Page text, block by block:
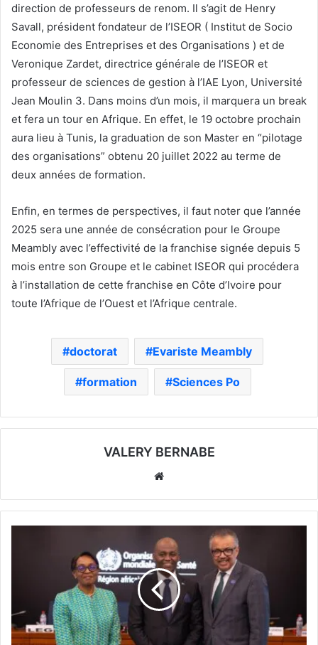
direction de professeurs de renom. Il s’agit de Henry
Savall, président fondateur de l’ISEOR ( Institut de Socio
Economie des Entreprises et des Organisations ) et de
Veronique Zardet, directrice générale de l’ISEOR et
professeur de sciences de gestion à l’IAE Lyon, Université
Jean Moulin 3. Dans moins d’un mois, il marquera un break
et fera un tour en Afrique. En effet, le 19 octobre prochain
aura lieu à Tunis, la graduation de son Master en “pilotage
des organisations” obtenu 20 juillet 2022 au terme de
deux années de formation.
Enfin, en termes de perspectives, il faut noter que l’année
2025 sera une année de consécration pour le Groupe
Meambly avec l’effectivité de la franchise signée depuis 5
mois entre son Groupe et le cabinet ISEOR qui procédera
à l’installation de cette franchise en Côte d’Ivoire pour
toute l’Afrique de l’Ouest et l’Afrique centrale.
doctorat Evariste Meambly
formation Sciences Po
VALERY BERNABE